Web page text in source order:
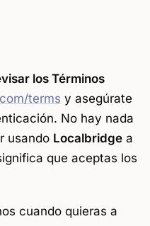
los Términos
terms y asegúrate
No hay nada
usando Localbridge a
que aceptas los
cuando quieras a